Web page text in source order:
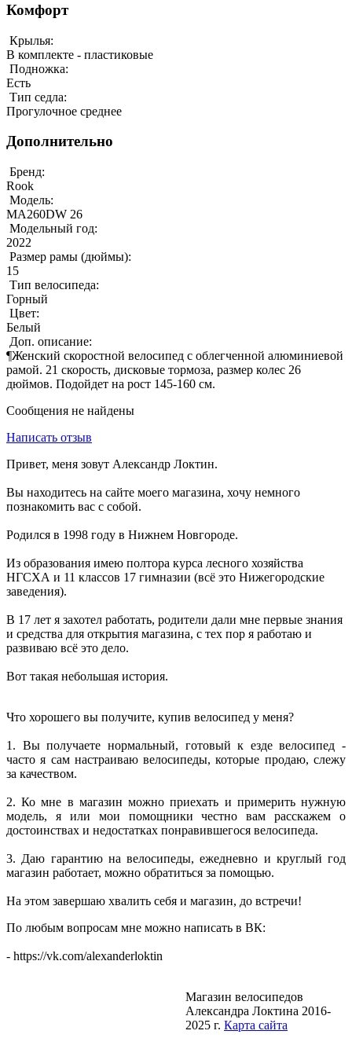
Комфорт
Крылья:
В комплекте - пластиковые
Подножка:
Есть
Тип седла:
Прогулочное среднее
Дополнительно
Бренд:
Rook
Модель:
MA260DW 26
Модельный год:
2022
Размер рамы (дюймы):
15
Тип велосипеда:
Горный
Цвет:
Белый
Доп. описание:
¶Женский скоростной велосипед с облегченной алюминиевой
рамой. 21 скорость, дисковые тормоза, размер колес 26
дюймов. Подойдет на рост 145-160 см.
Сообщения не найдены
Написать отзыв
Привет, меня зовут Александр Локтин.
Вы находитесь на сайте моего магазина, хочу немного
познакомить вас с собой.
Родился в 1998 году в Нижнем Новгороде.
Из образования имею полтора курса лесного хозяйства
НГСХА и 11 классов 17 гимназии (всё это Нижегородские
заведения).
В 17 лет я захотел работать, родители дали мне первые знания
и средства для открытия магазина, с тех пор я работаю и
развиваю всё это дело.
Вот такая небольшая история.
Что хорошего вы получите, купив велосипед у меня?
1. Вы получаете нормальный, готовый к езде велосипед -
часто я сам настраиваю велосипеды, которые продаю, слежу
за качеством.
2. Ко мне в магазин можно приехать и примерить нужную
модель, я или мои помощники честно вам расскажем о
достоинствах и недостатках понравившегося велосипеда.
3. Даю гарантию на велосипеды, ежедневно и круглый год
магазин работает, можно обратиться за помощью.
На этом завершаю хвалить себя и магазин, до встречи!
По любым вопросам мне можно написать в ВК:
- https://vk.com/alexanderloktin
Магазин велосипедов
Александра Локтина 2016-
2025 г. Карта сайта